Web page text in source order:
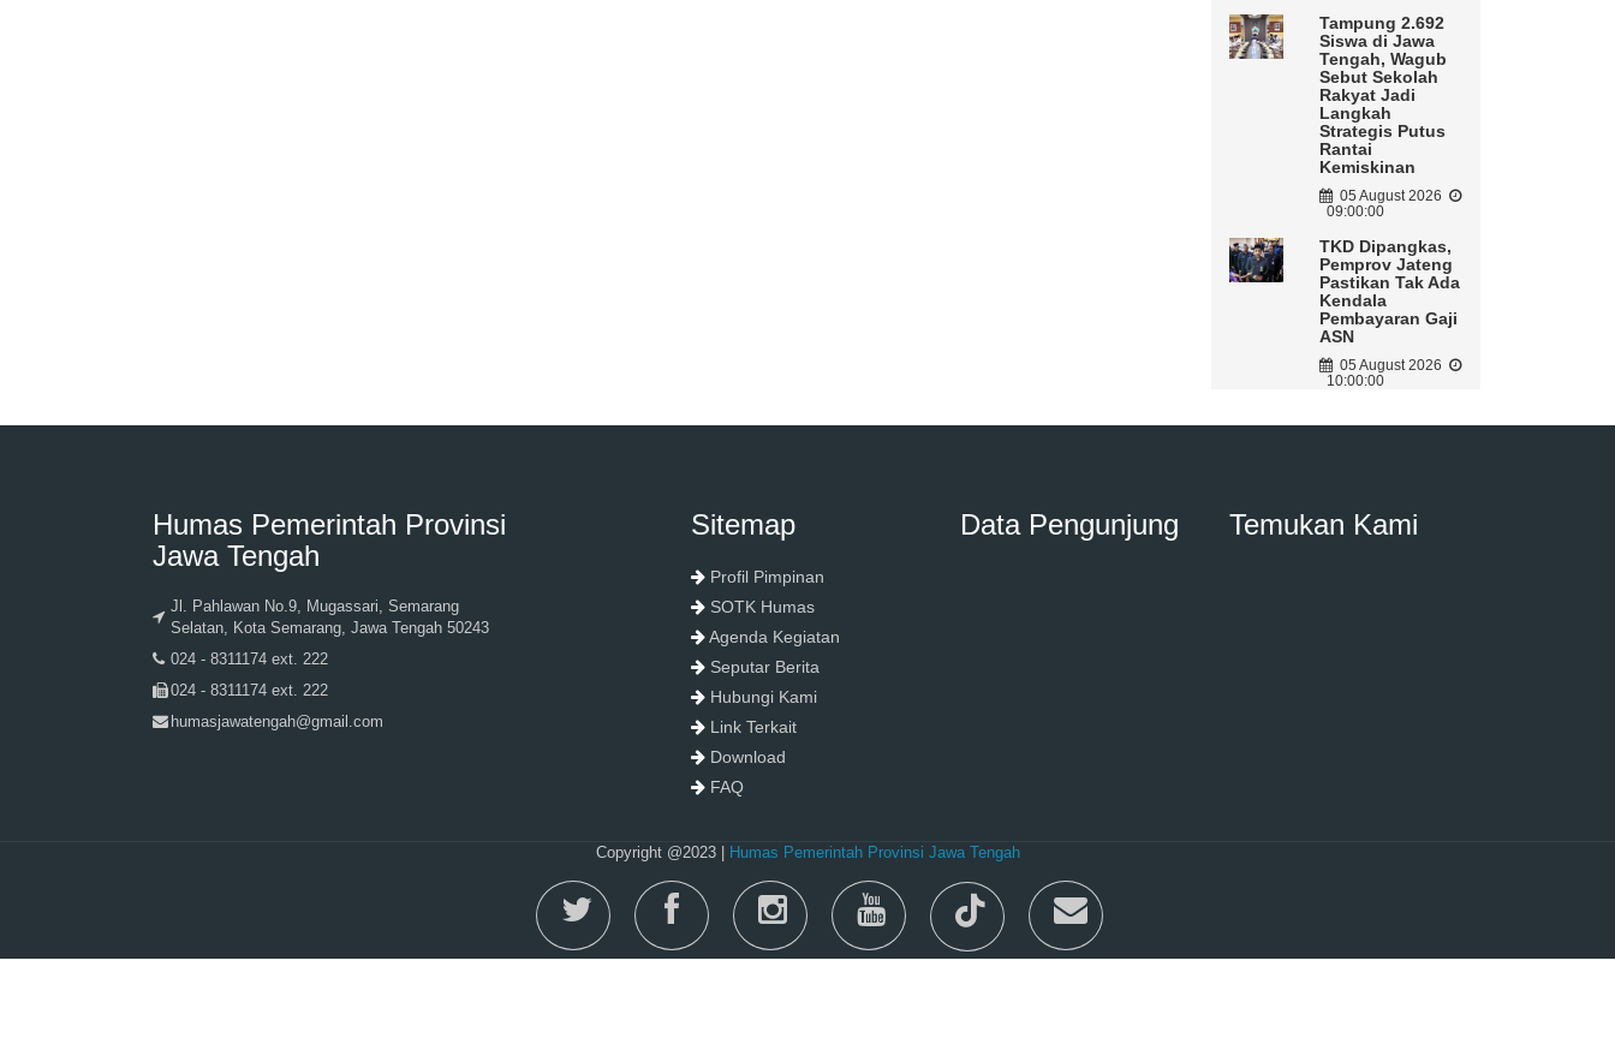
Tampung 2.692
Siswa di Jawa
Tengah, Wagub
Sebut Sekolah
Rakyat Jadi
Langkah
Strategis Putus
Rantai
Kemiskinan
05 August 2026
09:00:00
TKD Dipangkas,
Pemprov Jateng
Pastikan Tak Ada
Kendala
Pembayaran Gaji
ASN
05 August 2026
10:00:00
Humas Pemerintah Provinsi
Jawa Tengah
Jl. Pahlawan No.9, Mugassari, Semarang
Selatan, Kota Semarang, Jawa Tengah 50243
024 - 8311174 ext. 222
024 - 8311174 ext. 222
humasjawatengah@gmail.com
Sitemap
Profil Pimpinan
SOTK Humas
Agenda Kegiatan
Seputar Berita
Hubungi Kami
Link Terkait
Download
FAQ
Data Pengunjung Temukan Kami
Copyright @2023 | Humas Pemerintah Provinsi Jawa Tengah